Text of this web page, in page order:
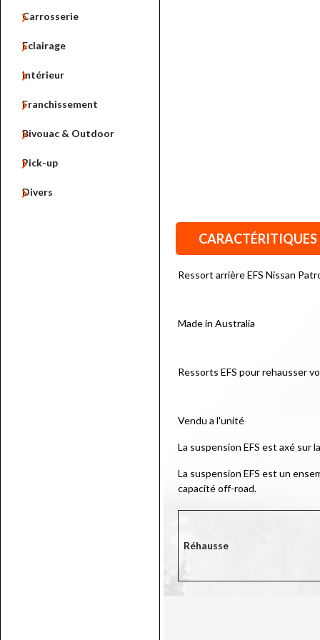
Carrosserie

Eclairage

Intérieur

Franchissement

Bivouac & Outdoor

Pick-up

Divers

CARACTÉRITIQUES
Ressort arrière EFS Nissan
Made in Australia
Ressorts EFS pour rehausser
Vendu a l'unité
La suspension EFS est axé sur
La suspension EFS est un
capacité off-road.
Réhausse